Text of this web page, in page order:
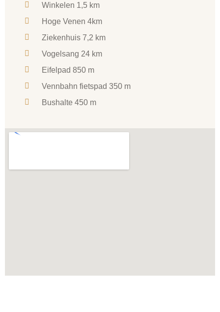
Winke­len 1,5 km
Hoge Venen 4km
Zieken­huis 7,2 km
Vogel­sang 24 km
Eifel­pad 850 m
Vennbahn fietspad 350 m
Bushalte 450 m